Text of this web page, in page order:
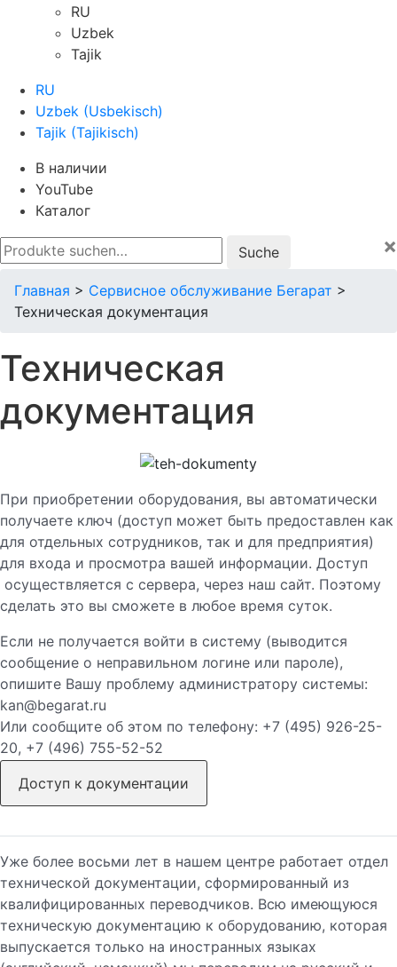
RU
Uzbek
Tajik
RU
Uzbek (Usbekisch)
Tajik (Tajikisch)
В наличии
YouTube
Каталог
Suche
nach:
×
Главная > Сервисное обслуживание Бегарат >
Техническая документация
Техническая
документация
При приобретении оборудования, вы автоматически
получаете ключ (доступ может быть предоставлен как
для отдельных сотрудников, так и для предприятия)
для входа и просмотра вашей информации. Доступ
осуществляется с сервера, через наш сайт. Поэтому
сделать это вы сможете в любое время суток.
Если не получается войти в систему (выводится
сообщение о неправильном логине или пароле),
опишите Вашу проблему администратору системы:
kan@begarat.ru
Или сообщите об этом по телефону: +7 (495) 926-25-
20, +7 (496) 755-52-52
Доступ к документации
Уже более восьми лет в нашем центре работает отдел
технической документации, сформированный из
квалифицированных переводчиков. Всю имеющуюся
техническую документацию к оборудованию, которая
выпускается только на иностранных языках